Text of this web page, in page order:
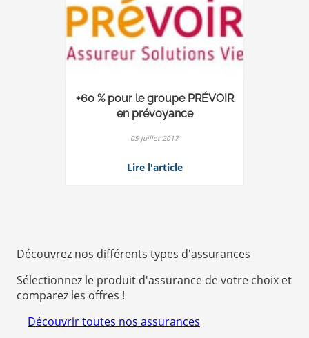
+60 % pour le groupe PRÉVOIR
en prévoyance
05 juillet 2017
Lire l'article
Découvrez nos différents types d'assurances
Sélectionnez le produit d'assurance de votre choix et
comparez les offres !
Découvrir toutes nos assurances